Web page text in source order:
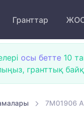
Гранттар
осы бетте 10
гранттық
7M01906